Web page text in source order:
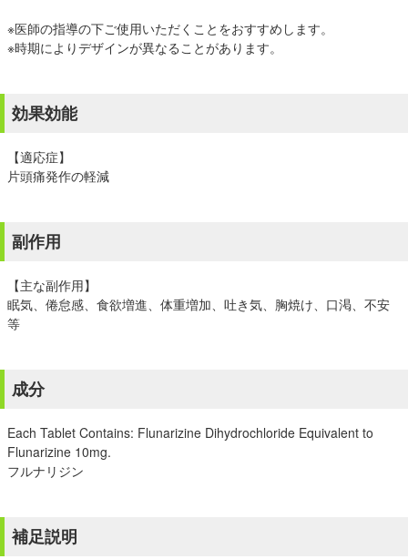
※医師の指導の下ご使用いただくことをおすすめします。
※時期によりデザインが異なることがあります。
効果効能
【適応症】
片頭痛発作の軽減
副作用
【主な副作用】
眠気、倦怠感、食欲増進、体重増加、吐き気、胸焼け、口渇、不安
等
成分
Each Tablet Contains: Flunarizine Dihydrochloride Equivalent to
Flunarizine 10mg.
フルナリジン
補足説明